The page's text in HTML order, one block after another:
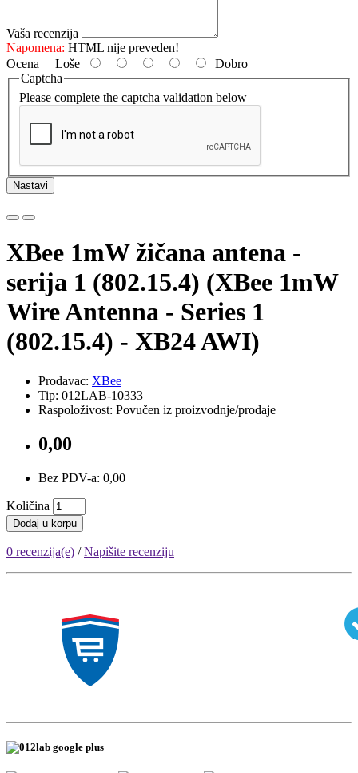
Vaša recenzija
Napomena: HTML nije preveden!
Ocena Loše
Dobro
Captcha
Please complete the captcha validation below
Nastavi
XBee 1mW žičana antena -
serija 1 (802.15.4) (XBee 1mW
Wire Antenna - Series 1
(802.15.4) - XB24 AWI)
Prodavac: XBee
Tip: 012LAB-10333
Raspoloživost: Povučen iz proizvodnje/prodaje
0,00
Bez PDV-a: 0,00
Količina
Dodaj u korpu
0 recenzija(e) /Napišite recenziju